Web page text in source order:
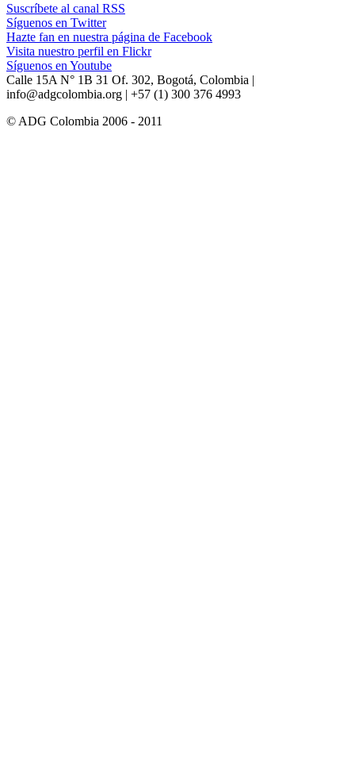
Suscríbete al canal RSS
Síguenos en Twitter
Hazte fan en nuestra página de Facebook
Visita nuestro perfil en Flickr
Síguenos en Youtube
Calle 15A N° 1B 31 Of. 302, Bogotá, Colombia |
info@adgcolombia.org | +57 (1) 300 376 4993
© ADG Colombia 2006 - 2011